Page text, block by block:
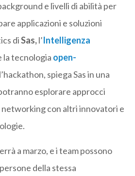
e livelli di abilità per
applicazioni e soluzioni
diSas,l’Intelligenza
la tecnologia open-
spiega Sas in una
esplorare approcci
con altri innovatori e
a marzo, e i team possono
della stessa